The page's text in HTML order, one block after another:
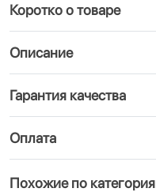
Коротко о товаре
Описание
Гарантия качества
Оплата
Похожие по